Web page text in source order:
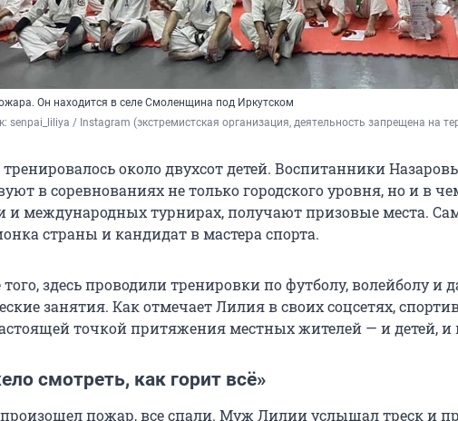
Он находится в селе Смоленщина под Иркутском
senpai_liliya / Instagram (экстремистская организация, деятельность запрещена на
тренировалось около двухсот детей. Воспитанники
в соревнованиях не только городского уровня, но и в
и международных турнирах, получают призовые места.
страны и кандидат в мастера спорта.
здесь проводили тренировки по футболу, волейболу и
занятия. Как отмечает Лилия в своих соцсетях,
точкой притяжения местных жителей — и детей, и
смотреть, как горит всё»
пожар, все спали. Муж Лилии услышал треск и